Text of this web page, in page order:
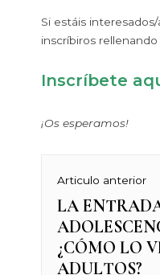
Si estáis
inscríbiros
Inscríbete
¡Os esperamos!
Navegación
de
entradas
Articulo anterior
Previous
post:
LA
¿CÓMO LO
ADULTOS?